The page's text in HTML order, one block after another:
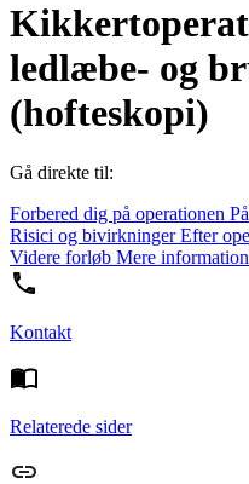
ledlæbe- og
(hofteskopi)
Gå direkte til:
Forbered dig på operationen
Risici og bivirkningerEfter
Videre forløb Mere information
Kontakt
Relaterede sider